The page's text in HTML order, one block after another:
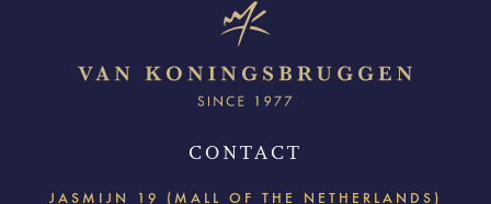
CONTACT
JASMIJN 19 (MALL OF THE NETHERLANDS)